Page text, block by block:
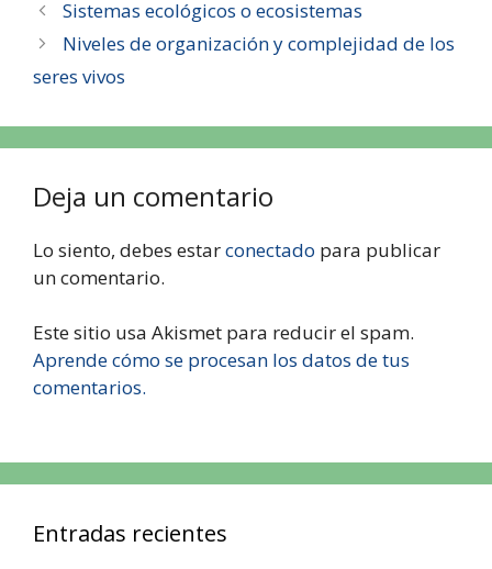
Sistemas ecológicos o ecosistemas
Niveles de organización y complejidad de los
seres vivos
Deja un comentario
Lo siento, debes estarconectado para publicar
un comentario.
Este sitio usa Akismet para reducir el spam.
Aprende cómo se procesan los datos de tus
comentarios.
Entradas recientes